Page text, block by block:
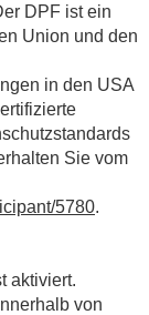
DPF ist ein
Union und den
in den USA
Sie vom
5780.
aktiviert.
von